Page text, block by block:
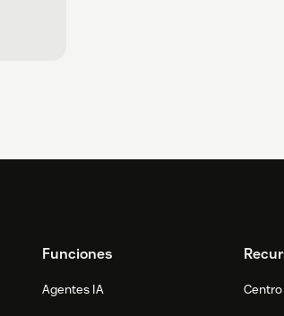
Funciones
Agentes IA